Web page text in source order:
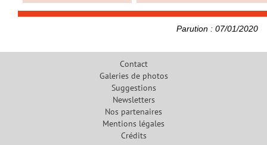
Parution : 07/01/2020
Contact
Galeries de photos
Suggestions
Newsletters
Nos partenaires
Mentions légales
Crédits